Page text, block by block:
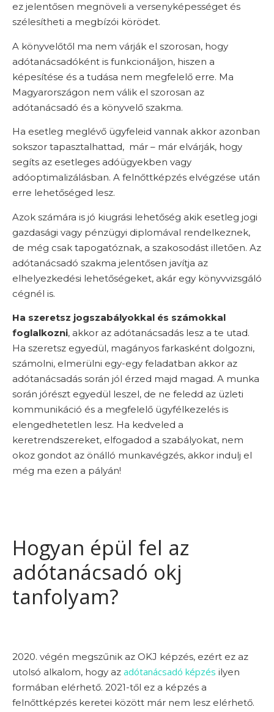
ez jelentősen megnöveli a versenyképességet és
szélesítheti a megbízói körödet.
A könyvelőtől ma nem várják el szorosan, hogy
adótanácsadóként is funkcionáljon, hiszen a
képesítése és a tudása nem megfelelő erre. Ma
Magyarországon nem válik el szorosan az
adótanácsadó és a könyvelő szakma.
Ha esetleg meglévő ügyfeleid vannak akkor azonban
sokszor tapasztalhattad, már – már elvárják, hogy
segíts az esetleges adóügyekben vagy
adóoptimalizálásban. A felnőttképzés elvégzése után
erre lehetőséged lesz.
Azok számára is jó kiugrási lehetőség akik esetleg jogi
gazdasági vagy pénzügyi diplomával rendelkeznek,
de még csak tapogatóznak, a szakosodást illetően. Az
adótanácsadó szakma jelentősen javítja az
elhelyezkedési lehetőségeket, akár egy könyvvizsgáló
cégnél is.
Ha szeretsz jogszabályokkal és számokkal
foglalkozni, akkor az adótanácsadás lesz a te utad.
Ha szeretsz egyedül, magányos farkasként dolgozni,
számolni, elmerülni egy-egy feladatban akkor az
adótanácsadás során jól érzed majd magad. A munka
során jórészt egyedül leszel, de ne feledd az üzleti
kommunikáció és a megfelelő ügyfélkezelés is
elengedhetetlen lesz. Ha kedveled a
keretrendszereket, elfogadod a szabályokat, nem
okoz gondot az önálló munkavégzés, akkor indulj el
még ma ezen a pályán!
Hogyan épül fel az
adótanácsadó okj
tanfolyam?
2020. végén megszűnik az OKJ képzés, ezért ez az
utolsó alkalom, hogy az adótanácsadó képzés ilyen
formában elérhető. 2021-től ez a képzés a
felnőttképzés keretei között már nem lesz elérhető.